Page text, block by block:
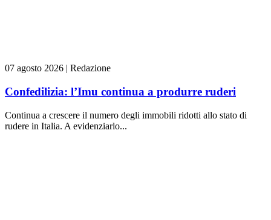
07 agosto 2026 | Redazione
Confedilizia: l’Imu continua a produrre ruderi
Continua a crescere il numero degli immobili ridotti allo stato di
rudere in Italia. A evidenziarlo...